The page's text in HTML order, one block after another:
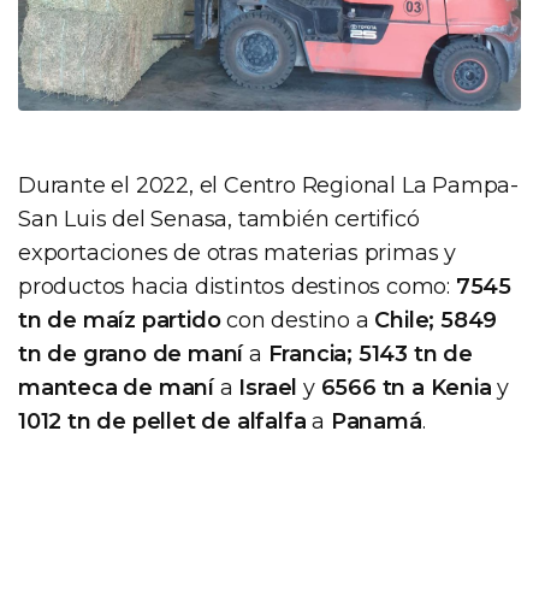
Durante el 2022, el Centro Regional La Pampa-
San Luis del Senasa, también certificó
exportaciones de otras materias primas y
productos hacia distintos destinos como: 7545
tn de maíz partidocon destino a Chile; 5849
tn de grano de manía Francia; 5143 tn de
manteca de manía Israel y 6566 tn a Kenia y
1012 tn de pellet de alfalfa a Panamá.